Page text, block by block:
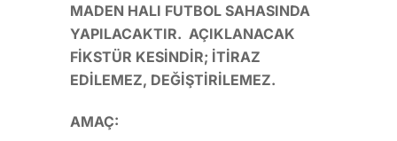
MADEN HALI FUTBOL SAHASINDA
YAPILACAKTIR. AÇIKLANACAK
FİKSTÜR KESİNDİR; İTİRAZ
EDİLEMEZ, DEĞİŞTİRİLEMEZ.
AMAÇ: